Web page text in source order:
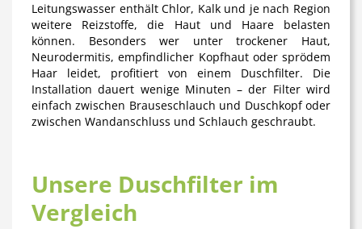
Leitungswasser enthält Chlor, Kalk und je nach Region
weitere Reizstoffe, die Haut und Haare belasten
können. Besonders wer unter trockener Haut,
Neurodermitis, empfindlicher Kopfhaut oder sprödem
Haar leidet, profitiert von einem Duschfilter. Die
Installation dauert wenige Minuten – der Filter wird
einfach zwischen Brauseschlauch und Duschkopf oder
zwischen Wandanschluss und Schlauch geschraubt.
Unsere Duschfilter im
Vergleich